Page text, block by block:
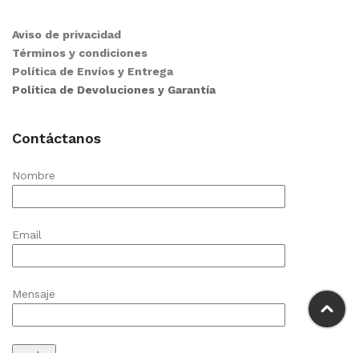
Aviso de privacidad
Términos y condiciones
Política de Envíos y Entrega
Política de Devoluciones y Garantía
Contáctanos
Nombre
Email
Mensaje